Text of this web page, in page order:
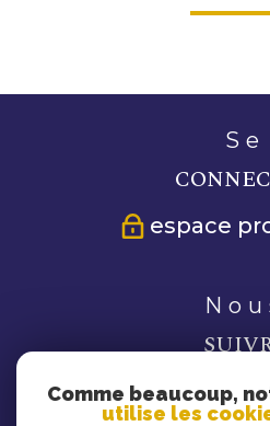
se
espace
Comme beaucoup,
utilise les